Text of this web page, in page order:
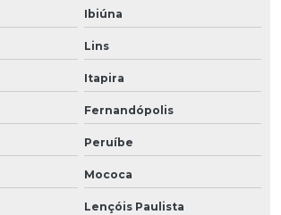
Ibiúna
Lins
Itapira
Fernandópolis
Peruíbe
Mococa
Lençóis Paulista